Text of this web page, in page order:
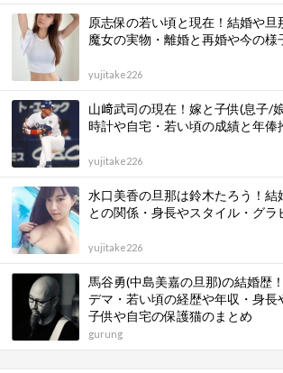
原志保の若い頃と現在！結婚や旦
魔女の実物・離婚と再婚や今の様
yujitake226
山﨑武司の現在！嫁と子供(息子/
時計や自宅・若い頃の成績と年俸
yujitake226
水口美香の旦那は鈴木たろう！結
との関係・身長やスタイル・グラ
yujitake226
馬谷勇(中島美嘉の旦那)の結婚歴
デマ・若い頃の経歴や年収・身長
子供や自宅の保護猫のまとめ
gurung